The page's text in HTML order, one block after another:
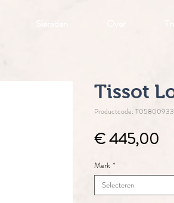
Tissot
Productcode:
€ 445,00
Merk *
Selecteren